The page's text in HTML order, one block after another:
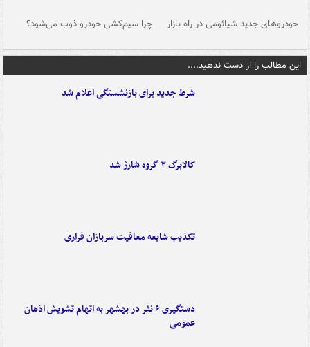
خودروهای جدید شیائومی در راه بازار چرا سیم‌کشی خودرو ذوب می‌شود؟
این مطالب را از دست ندهید....
شرط جدید برای بازنشستگی اعلام شد
کالابرگ ۳ گروه شارژ شد
تکذیب شایعه معافیت سربازان فراری
دستگیری ۶ نفر در بهشهر به اتهام تشویش اذهان
عمومی